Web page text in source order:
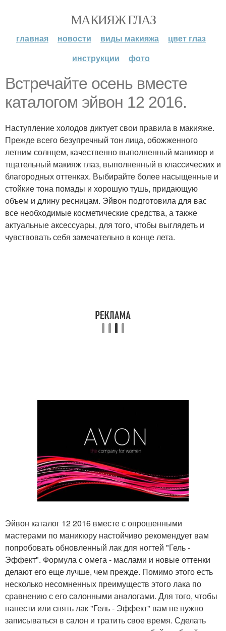
МАКИЯЖ ГЛАЗ
главная новости виды макияжа
цвет глаз
инструкции
фото
Встречайте осень вместе
каталогом эйвон 12 2016.
Наступление холодов диктует свои правила в макияже.
Прежде всего безупречный тон лица, обожженного
летним солнцем, качественно выполненный маникюр и
тщательный макияж глаз, выполненный в классических и
благородных оттенках. Выбирайте более насыщенные и
стойкие тона помады и хорошую тушь, придающую
объем и длину ресницам. Эйвон подготовила для вас
все необходимые косметические средства, а также
актуальные аксессуары, для того, чтобы выглядеть и
чувствовать себя замечательно в конце лета.
Эйвон каталог 12 2016 вместе с опрошенными
мастерами по маникюру настойчиво рекомендует вам
попробовать обновленный лак для ногтей "Гель -
Эффект". Формула с омега - маслами и новые оттенки
делают его еще лучше, чем прежде. Помимо этого есть
несколько несомненных преимуществ этого лака по
сравнению с его салонными аналогами. Для того, чтобы
нанести или снять лак "Гель - Эффект" вам не нужно
записываться в салон и тратить свое время. Сделать